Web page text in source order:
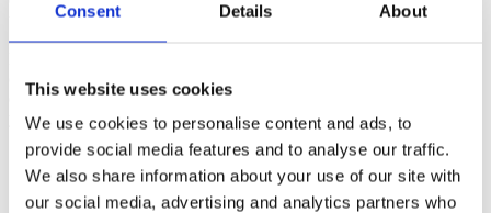
Consent Details About
This website uses cookies
We use cookies to personalise content and ads, to
provide social media features and to analyse our traffic.
We also share information about your use of our site with
our social media, advertising and analytics partners who
uden at gå på kompromis med kvaliteten.
og det automatiske rengøringssystem er optimeret til at minimere
energi- og vandforbruget, samtidig med at de sikrer pålidelig
ydeevne i den daglige drift.